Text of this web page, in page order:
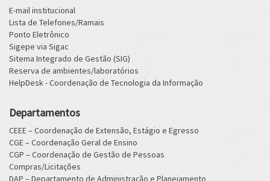
E-mail institucional
Lista de Telefones/Ramais
Ponto Eletrônico
Sigepe via Sigac
Sitema Integrado de Gestão (SIG)
Reserva de ambientes/laboratórios
HelpDesk - Coordenação de Tecnologia da Informação
Departamentos
CEEE – Coordenação de Extensão, Estágio e Egresso
CGE – Coordenação Geral de Ensino
CGP – Coordenação de Gestão de Pessoas
Compras/Licitações
DAP – Departamento de Administração e Planejamento